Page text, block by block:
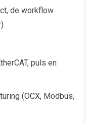
de workflow
puls en
(OCX, Modbus,